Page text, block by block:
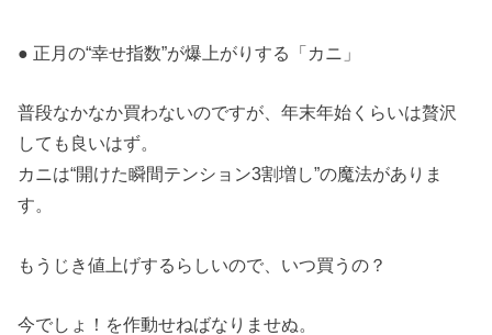
● 正月の“幸せ指数”が爆上がりする「カニ」
普段なかなか買わないのですが、年末年始くらいは贅沢
しても良いはず。
カニは“開けた瞬間テンション3割増し”の魔法がありま
す。
もうじき値上げするらしいので、いつ買うの？
今でしょ！を作動せねばなりませぬ。